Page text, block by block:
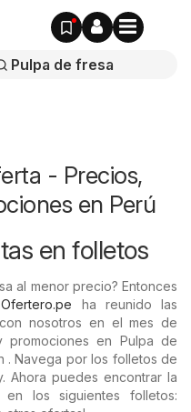
- Precios,
en Perú
en folletos
al menor precio? Entonces
Ofertero.pe ha reunido las
nosotros en el mes de
promociones en Pulpa de
. Navega por los folletos de
Ahora puedes encontrar la
los siguientes folletos: